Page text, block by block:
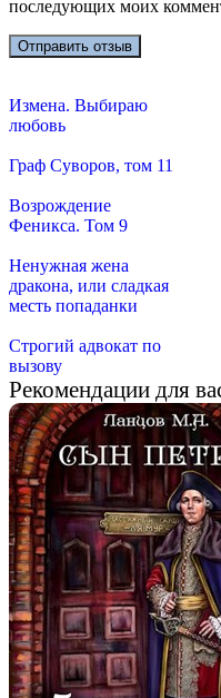
последующих моих
Измена. Выбираю
любовь
Граф Суворов, том 11
Возрождение
Феникса. Том 9
Ненужная жена
дракона, или сладкая
месть попаданки
Строгий адвокат по
вызову
Рекомендации для